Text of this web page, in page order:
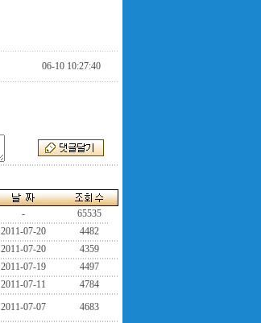
06-10 10:27:40
-
65535
2011-07-20
4482
2011-07-20
4359
2011-07-19
4497
2011-07-11
4784
2011-07-07
4683